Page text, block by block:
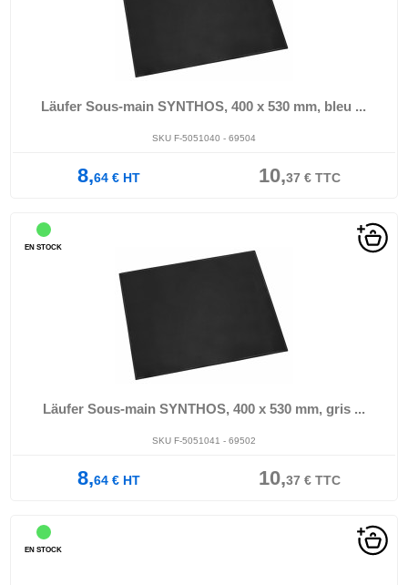
Läufer Sous-main SYNTHOS, 400 x 530 mm, bleu ...
SKU F-5051040 - 69504
8,64€HT 10,37 €TTC
Läufer Sous-main SYNTHOS, 400 x 530 mm, gris ...
SKU F-5051041 - 69502
8,64€HT 10,37 €TTC
EN STOCK
EN STOCK